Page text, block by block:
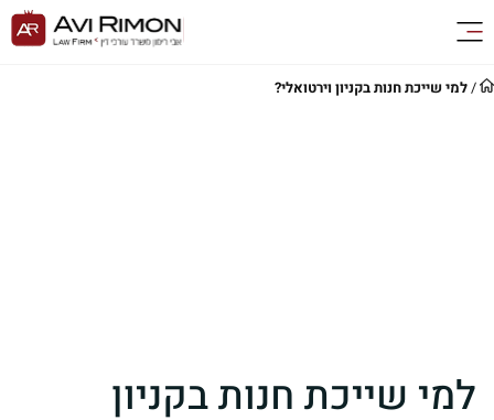
/למי שייכת חנות בקניון וירטואלי?
למי שייכת חנות בקניון